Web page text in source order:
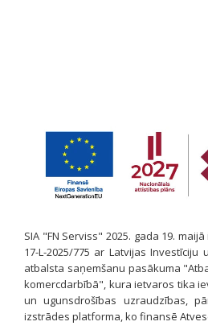
SIA "FN Serviss" 2025. gada 19.
17-L-2025/775 ar Latvijas
atbalsta saņemšanu pasākuma
komercdarbībā", kura ietvaros tika
un ugunsdrošības uzraudzības,
izstrādes platforma, ko finansē